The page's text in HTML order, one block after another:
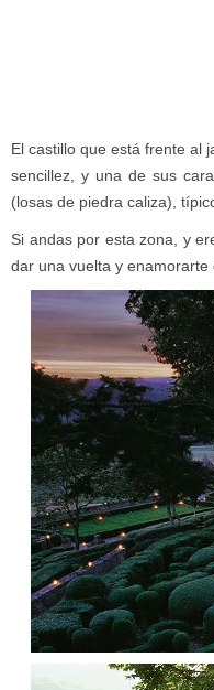
El castillo que está frente al
sencillez, y una de sus
(losas de piedra caliza),
Si andas por esta zona, y
dar una vuelta y